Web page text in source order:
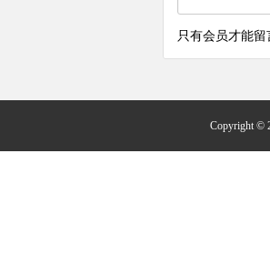
只有会员才能留
Copyright ©